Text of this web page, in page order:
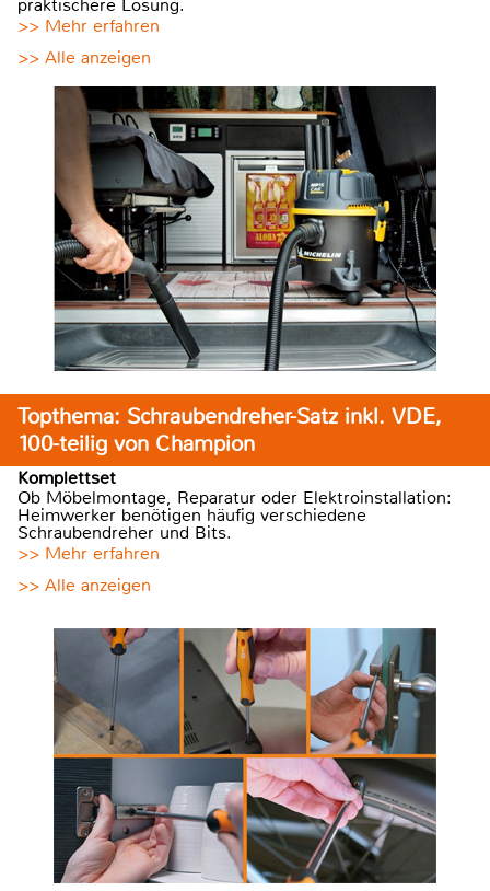
praktischere Lösung.
>> Mehr erfahren
>> Alle anzeigen
Topthema: Schraubendreher-Satz inkl. VDE,
100-teilig von Champion
Komplettset
Ob Möbelmontage, Reparatur oder Elektroinstallation:
Heimwerker benötigen häufig verschiedene
Schraubendreher und Bits.
>> Mehr erfahren
>> Alle anzeigen